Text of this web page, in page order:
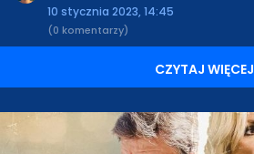
10 stycznia 2023, 14:45
(0 komentarzy)
CZYTAJ WIĘCEJ